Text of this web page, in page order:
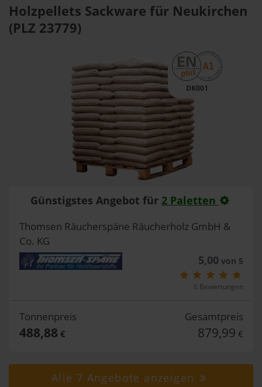
Holzpellets Sackware für Neukirchen
(PLZ 23779)
DK001
Günstigstes Angebot für 2 Paletten
Thomsen Räucherspäne Räucherholz GmbH &
Co. KG
5,00 von 5
6 Bewertungen
Tonnenpreis
488,88 €
Gesamtpreis
879,99 €
Alle 7 Angebote anzeigen